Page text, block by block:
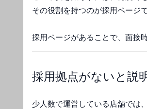
その役割を持つのが採用ページで
採用ページがあることで、面接
採用拠点がないと説
少人数で運営している店舗では